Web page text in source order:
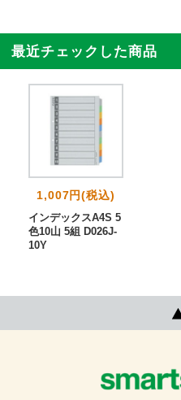
最近チェックした商品
1,007円(税込)
インデックスA4S 5
色10山 5組 D026J-
10Y